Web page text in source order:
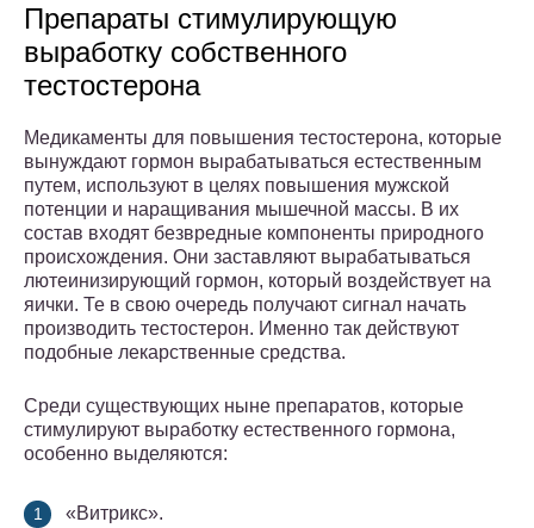
Препараты стимулирующую
выработку собственного
тестостерона
Медикаменты для повышения тестостерона, которые
вынуждают гормон вырабатываться естественным
путем, используют в целях повышения мужской
потенции и наращивания мышечной массы. В их
состав входят безвредные компоненты природного
происхождения. Они заставляют вырабатываться
лютеинизирующий гормон, который воздействует на
яички. Те в свою очередь получают сигнал начать
производить тестостерон. Именно так действуют
подобные лекарственные средства.
Среди существующих ныне препаратов, которые
стимулируют выработку естественного гормона,
особенно выделяются:
«Витрикс».